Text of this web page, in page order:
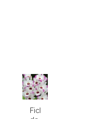
Fiche